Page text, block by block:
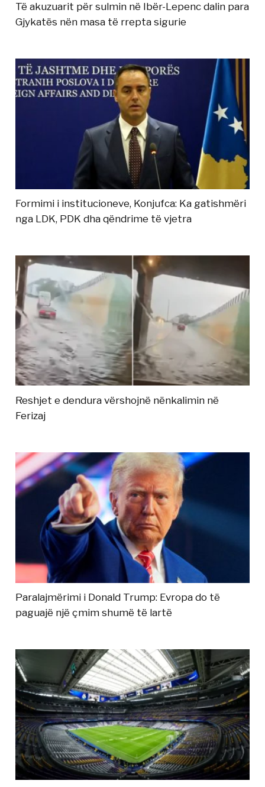
Të akuzuarit për sulmin në Ibër-Lepenc dalin para
Gjykatës nën masa të rrepta sigurie
Formimi i institucioneve, Konjufca: Ka gatishmëri
nga LDK, PDK dha qëndrime të vjetra
Reshjet e dendura vërshojnë nënkalimin në
Ferizaj
Paralajmërimi i Donald Trump: Evropa do të
paguajë një çmim shumë të lartë